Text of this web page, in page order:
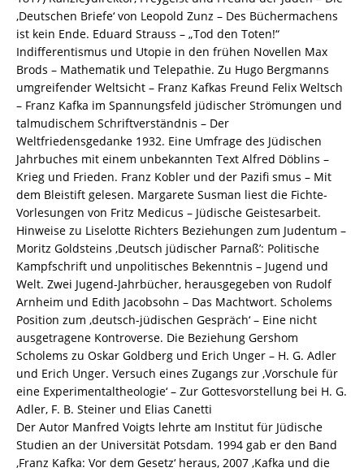
5937-
7
/
978-
3-
82-
605937-
7
Menge
‚Deutschen Briefe‘ von Leopold Zunz – Des Büchermachens
ist kein Ende. Eduard Strauss – „Tod den Toten!“
Indifferentismus und Utopie in den frühen Novellen Max
Brods – Mathematik und Telepathie. Zu Hugo Bergmanns
umgreifender Weltsicht – Franz Kafkas Freund Felix Weltsch
– Franz Kafka im Spannungsfeld jüdischer Strömungen und
talmudischem Schriftverständnis – Der
Weltfriedensgedanke 1932. Eine Umfrage des Jüdischen
Jahrbuches mit einem unbekannten Text Alfred Döblins –
Krieg und Frieden. Franz Kobler und der Pazifi smus – Mit
dem Bleistift gelesen. Margarete Susman liest die Fichte-
Vorlesungen von Fritz Medicus – Jüdische Geistesarbeit.
Hinweise zu Liselotte Richters Beziehungen zum Judentum –
Moritz Goldsteins ‚Deutsch jüdischer Parnaß’: Politische
Kampfschrift und unpolitisches Bekenntnis – Jugend und
Welt. Zwei Jugend-Jahrbücher, herausgegeben von Rudolf
Arnheim und Edith Jacobsohn – Das Machtwort. Scholems
Position zum ‚deutsch-jüdischen Gespräch‘ – Eine nicht
ausgetragene Kontroverse. Die Beziehung Gershom
Scholems zu Oskar Goldberg und Erich Unger – H. G. Adler
und Erich Unger. Versuch eines Zugangs zur ‚Vorschule für
eine Experimentaltheologie‘ – Zur Gottesvorstellung bei H. G.
Adler, F. B. Steiner und Elias Canetti
Der Autor Manfred Voigts lehrte am Institut für Jüdische
Studien an der Universität Potsdam. 1994 gab er den Band
‚Franz Kafka: Vor dem Gesetz‘ heraus, 2007 ,Kafka und die